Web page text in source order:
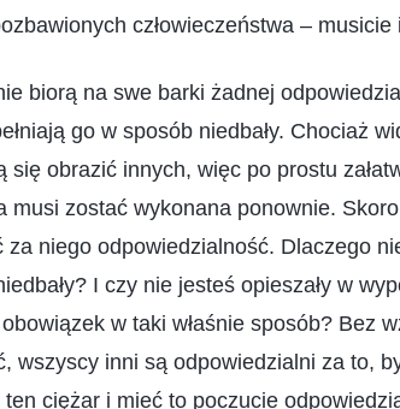
człowieczeństwa –
biorą na swe barki żadnej
go w sposób niedbały. Chociaż
się obrazić innych, więc po prostu
musi zostać wykonana ponownie.
za niego odpowiedzialność. Dlaczego
I czy nie jesteś opieszały w
w taki właśnie sposób? Bez
wszyscy inni są odpowiedzialni za to,
ciężar i mieć to poczucie